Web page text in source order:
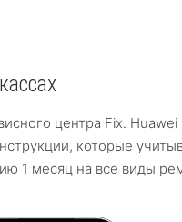
центра Fix.
которые
1 месяц на все виды